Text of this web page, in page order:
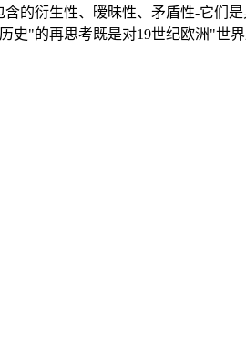
的衍生性、暧昧性、矛盾性-它们
"的再思考既是对19世纪欧洲"世